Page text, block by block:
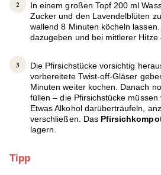
In einem großen Topf 200 ml
Zucker und den Lavendelblüten
wallend 8 Minuten köcheln
dazugeben und bei mittlerer
Die Pfirsichstücke vorsichtig
vorbereitete Twist-off-Gläser
Minuten weiter kochen. Danach
füllen – die Pfirsichstücke
Etwas Alkohol darüberträufeln,
verschließen. Das
lagern.
Tipp